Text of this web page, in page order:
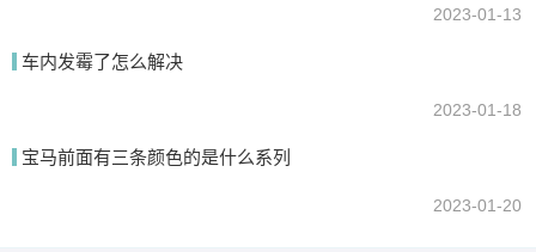
2023-01-13
车内发霉了怎么解决
2023-01-18
宝马前面有三条颜色的是什么系列
2023-01-20